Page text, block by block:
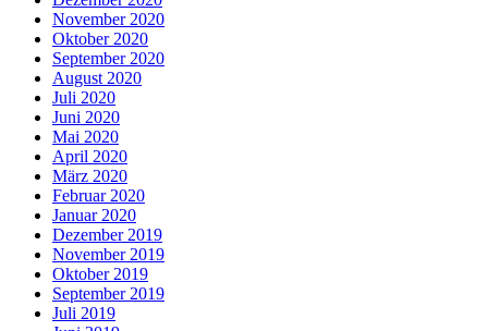
November 2020
Oktober 2020
September 2020
August 2020
Juli 2020
Juni 2020
Mai 2020
April 2020
März 2020
Februar 2020
Januar 2020
Dezember 2019
November 2019
Oktober 2019
September 2019
Juli 2019